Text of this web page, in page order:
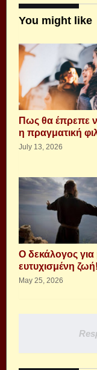
You might like
Πως θα έπρεπε
η πραγματική
July 13, 2026
Ο δεκάλογος για
ευτυχισμένη ζωή!
May 25, 2026